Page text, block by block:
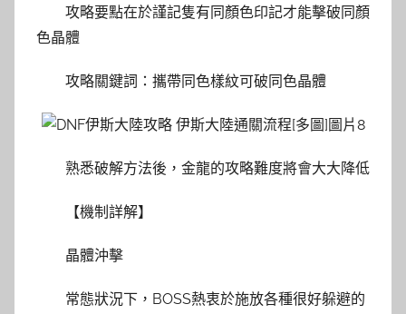
攻略要點在於謹記隻有同顏色印記才能擊破同顏
色晶體
攻略關鍵詞：攜帶同色樣紋可破同色晶體
熟悉破解方法後，金龍的攻略難度將會大大降低
【機制詳解】
晶體沖擊
常態狀況下，BOSS熱衷於施放各種很好躲避的